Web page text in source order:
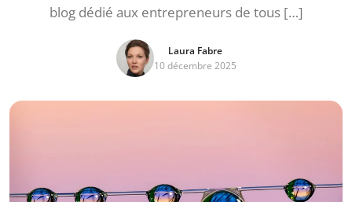
blog dédié aux entrepreneurs de tous […]
Laura Fabre
10 décembre 2025